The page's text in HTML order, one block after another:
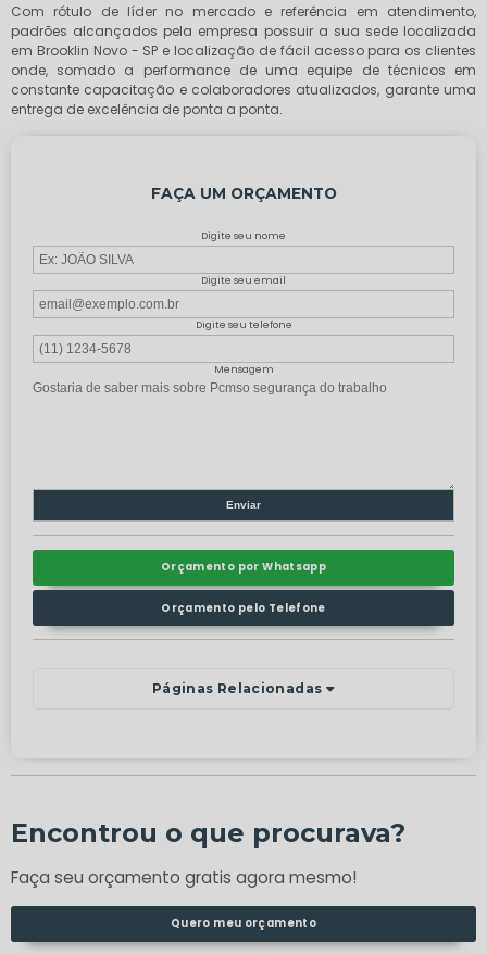
Com rótulo de líder no mercado e referência em atendimento,
padrões alcançados pela empresa possuir a sua sede localizada
em Brooklin Novo - SP e localização de fácil acesso para os clientes
onde, somado a performance de uma equipe de técnicos em
constante capacitação e colaboradores atualizados, garante uma
entrega de excelência de ponta a ponta.
FAÇA UM ORÇAMENTO
Digite seu nome
Digite seu email
Digite seu telefone
Mensagem
Orçamento por Whatsapp
Orçamento pelo Telefone
Páginas Relacionadas
Encontrou o que procurava?
Faça seu orçamento gratis agora mesmo!
Quero meu orçamento